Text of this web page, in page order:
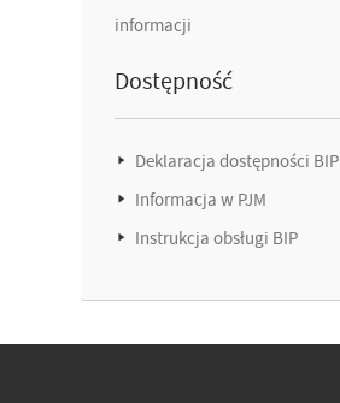
informacji
Dostępność
Deklaracja dostępności BIP
Informacja w PJM
Instrukcja obsługi BIP